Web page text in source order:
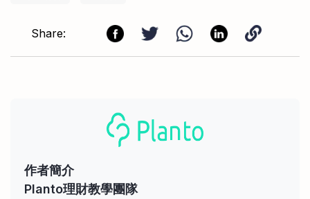
Share:
作者簡介
Planto理財教學團隊